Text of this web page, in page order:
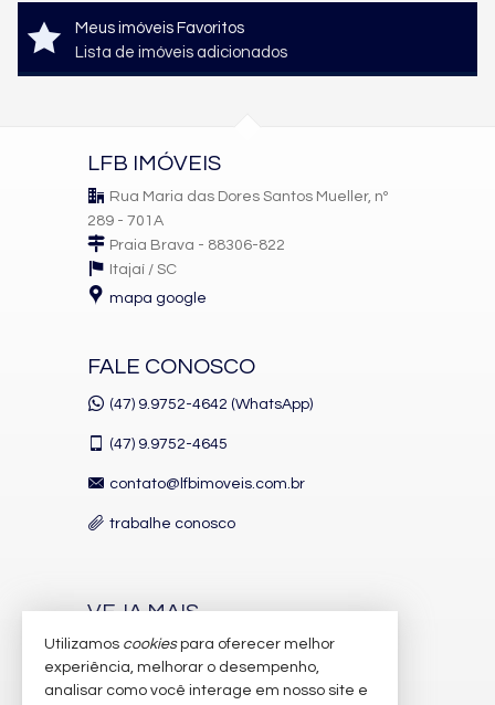
Meus imóveis Favoritos
Lista de imóveis adicionados
LFB IMÓVEIS
Rua Maria das Dores Santos Mueller, nº
289 - 701A
Praia Brava - 88306-822
Itajaí / SC
mapa google
FALE CONOSCO
(47) 9.9752-4642 (WhatsApp)
(47) 9.9752-4645
contato@lfbimoveis.com.br
trabalhe conosco
VEJA MAIS
receba nosso newsletter
indicadores financeiros
Utilizamos cookiespara oferecer melhor
experiência, melhorar o desempenho,
analisar como você interage em nosso site e